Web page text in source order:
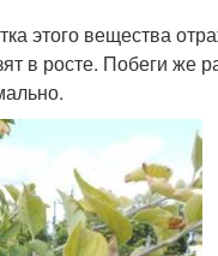
этого вещества
в росте. Побеги же